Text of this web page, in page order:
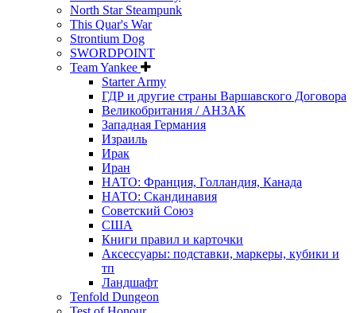
North Star Steampunk
This Quar's War
Strontium Dog
SWORDPOINT
Team Yankee
Starter Army
ГДР и другие страны Варшавского Договора
Великобритания / АНЗАК
Западная Германия
Израиль
Ирак
Иран
НАТО: Франция, Голландия, Канада
НАТО: Скандинавия
Советский Союз
США
Книги правил и карточки
Аксессуары: подставки, маркеры, кубики и
тп
Ландшафт
Tenfold Dungeon